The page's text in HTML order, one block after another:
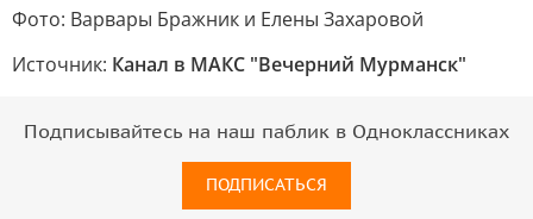
Фото: Варвары Бражник и Елены Захаровой
Источник: Канал в МАКС "Вечерний Мурманск"
Подписывайтесь на наш паблик в Одноклассниках
ПОДПИСАТЬСЯ